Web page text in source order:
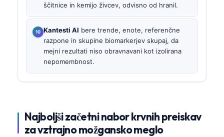
ščitnice in kemijo živcev, odvisno od hranil.
Kantesti AI bere trende, enote, referenčne
razpone in skupine biomarkerjev skupaj, da
mejni rezultati niso obravnavani kot izolirana
nepomembnost.
Najboljši začetni nabor krvnih preiskav
za vztrajno možgansko meglo